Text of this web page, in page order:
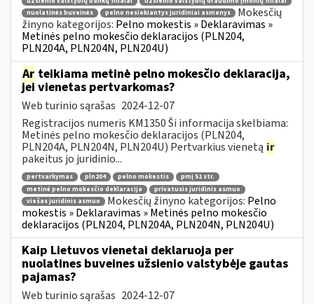
nuolatinės buveinės
pelno nesiekiantys juridiniai asmenys
Mokesčių
žinyno kategorijos: Pelno mokestis » Deklaravimas »
Metinės pelno mokesčio deklaracijos (PLN204,
PLN204A, PLN204N, PLN204U)
Ar teikiama metinė pelno mokesčio deklaracija,
jei vienetas pertvarkomas?
Web turinio sąrašas 2024-12-07
Registracijos numeris KM1350 Ši informacija skelbiama:
Metinės pelno mokesčio deklaracijos (PLN204,
PLN204A, PLN204N, PLN204U) Pertvarkius vienetą ir
pakeitus jo juridinio...
pertvarkymas pln204 pelno mokestis
pmį 51 str.
metinė pelno mokesčio deklaracija
privatusis juridinis asmuo
viešas juridinis asmuo
Mokesčių žinyno kategorijos: Pelno
mokestis » Deklaravimas » Metinės pelno mokesčio
deklaracijos (PLN204, PLN204A, PLN204N, PLN204U)
Kaip Lietuvos vienetai deklaruoja per
nuolatines buveines užsienio valstybėje gautas
pajamas?
Web turinio sąrašas 2024-12-07